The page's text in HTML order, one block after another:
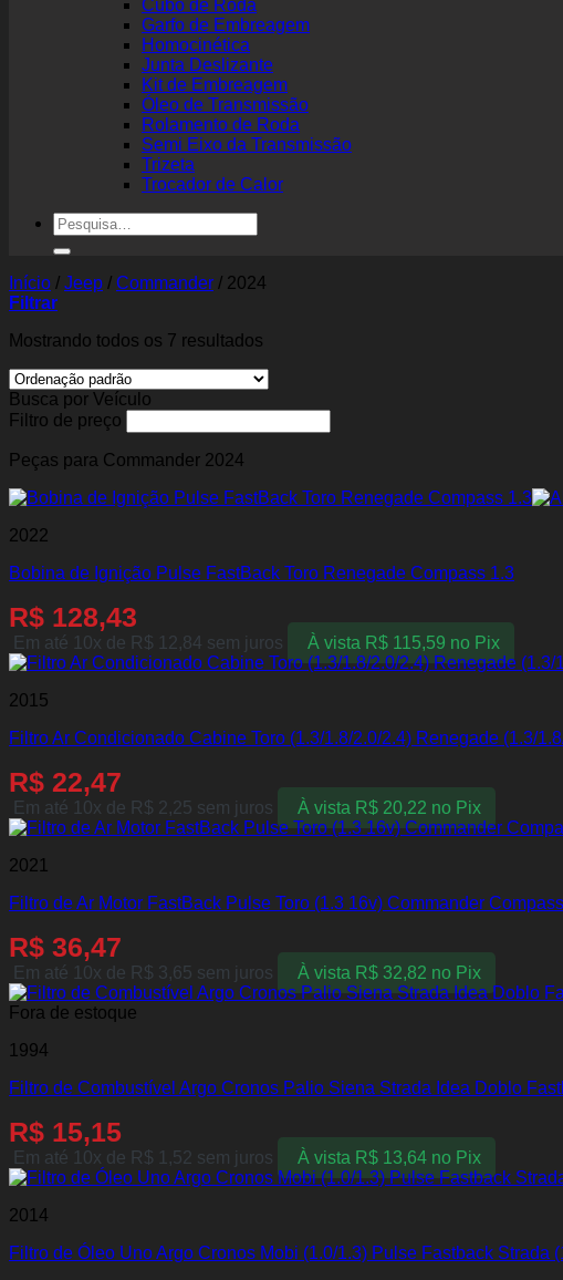
Cubo de Roda
Garfo de Embreagem
Homocinética
Junta Deslizante
Kit de Embreagem
Óleo de Transmissão
Rolamento de Roda
Semi Eixo da Transmissão
Trizeta
Trocador de Calor
Pesquisar
por:
Início / Jeep / Commander / 2024
Filtrar
Mostrando todos os 7 resultados
Busca por Veículo
Filtro de preço
Peças para Commander 2024
2022
Bobina de Ignição Pulse FastBack Toro Renegade Compass 1.3
R$ 128,43
Em até 10x de R$ 12,84 sem juros À vista R$115,59 no Pix
2015
Filtro Ar Condicionado Cabine Toro (1.3/1.8/2.0/2.4) Renegade (1.3/
R$ 22,47
Em até 10x de R$ 2,25 sem juros À vista R$20,22 no Pix
2021
Filtro de Ar Motor FastBack Pulse Toro (1.3 16v) Commander
R$ 36,47
Em até 10x de R$ 3,65 sem juros À vista R$32,82 no Pix
Fora de estoque
1994
Filtro de Combustível Argo Cronos Palio Siena Strada Idea Doblo
R$ 15,15
Em até 10x de R$ 1,52 sem juros À vista R$13,64 no Pix
2014
Filtro de Óleo Uno Argo Cronos Mobi (1.0/1.3) Pulse Fastback